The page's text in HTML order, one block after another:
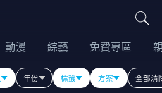
動漫 綜藝 免費專區
年份 標籤 方案 全部清